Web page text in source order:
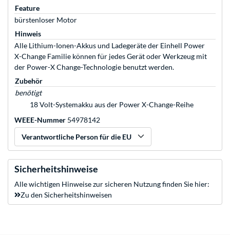
Feature
bürstenloser Motor
Hinweis
Alle Lithium-Ionen-Akkus und Ladegeräte der Einhell Power
X-Change Familie können für jedes Gerät oder Werkzeug mit
der Power-X Change-Technologie benutzt werden.
Zubehör
benötigt
18 Volt-Systemakku aus der Power X-Change-Reihe
WEEE-Nummer 54978142
Verantwortliche Person für die EU
Sicherheitshinweise
Alle wichtigen Hinweise zur sicheren Nutzung finden Sie hier:
Zu den Sicherheitshinweisen